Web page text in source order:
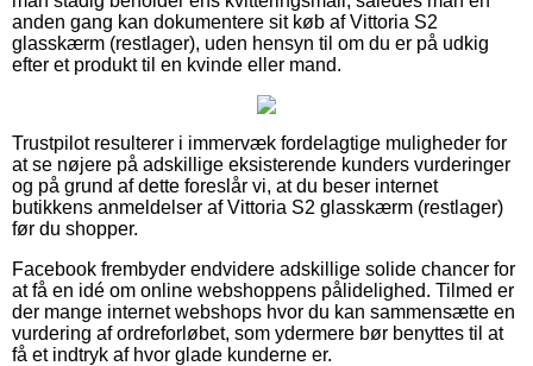
anden gang kan dokumentere sit køb af Vittoria S2
glasskærm (restlager), uden hensyn til om du er på udkig
efter et produkt til en kvinde eller mand.
Trustpilot resulterer i immervæk fordelagtige muligheder for
at se nøjere på adskillige eksisterende kunders vurderinger
og på grund af dette foreslår vi, at du beser internet
butikkens anmeldelser af Vittoria S2 glasskærm (restlager)
før du shopper.
Facebook frembyder endvidere adskillige solide chancer for
at få en idé om online webshoppens pålidelighed. Tilmed er
der mange internet webshops hvor du kan sammensætte en
vurdering af ordreforløbet, som ydermere bør benyttes til at
få et indtryk af hvor glade kunderne er.